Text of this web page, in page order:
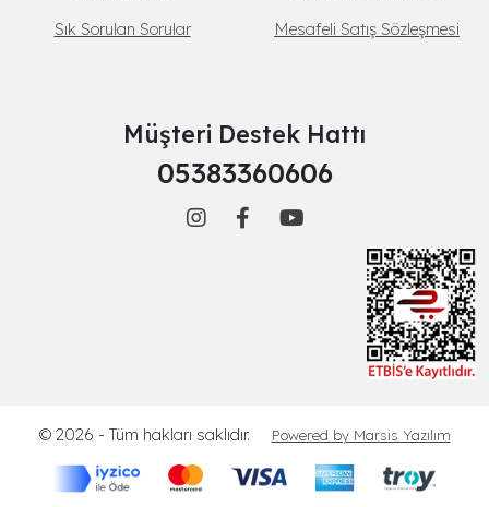
Sık Sorulan Sorular
Mesafeli Satış Sözleşmesi
Müşteri Destek Hattı
05383360606
© 2026 - Tüm hakları saklıdır. Powered by Marsis Yazılım